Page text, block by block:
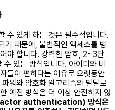
수 있게 하는 것은 필수적입니다.
기 때문에, 불법적인 액세스를 방
야 합니다. 강력한 암호, 2- 3단
있는 방식입니다. 아이디와 비
들이 편하다는 이유로 오랫동안
워와 암호화 알고리즘의 발달로
예전 방식은 더 이상 안전하지 않
authentication) 방식은